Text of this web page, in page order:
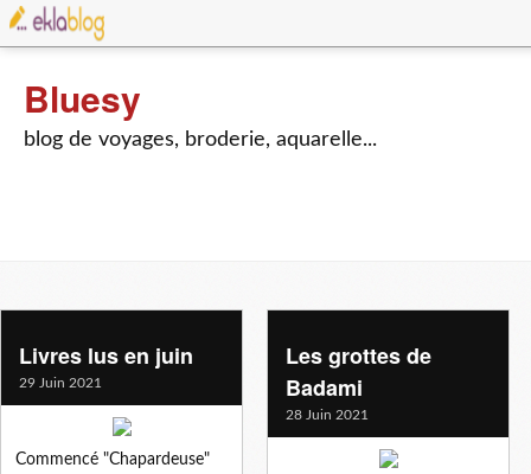
Bluesy
blog de voyages, broderie, aquarelle...
Livres lus en juin
29 Juin 2021
Commencé "Chapardeuse"
Les grottes de
Badami
28 Juin 2021